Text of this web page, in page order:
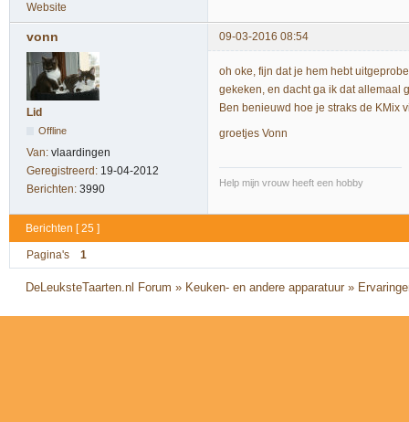
Website
vonn 09-03-2016 08:54
Lid
Offline
Van: vlaardingen
Geregistreerd: 19-04-2012
Berichten: 3990
oh oke, fijn dat je hem hebt
gekeken, en dacht ga ik dat allemaal
Ben benieuwd hoe je straks de KMix
groetjes Vonn
Help mijn vrouw heeft een hobby
Berichten [ 25 ]
Pagina's 1
DeLeuksteTaarten.nl Forum » Keuken- en andere apparatuur »